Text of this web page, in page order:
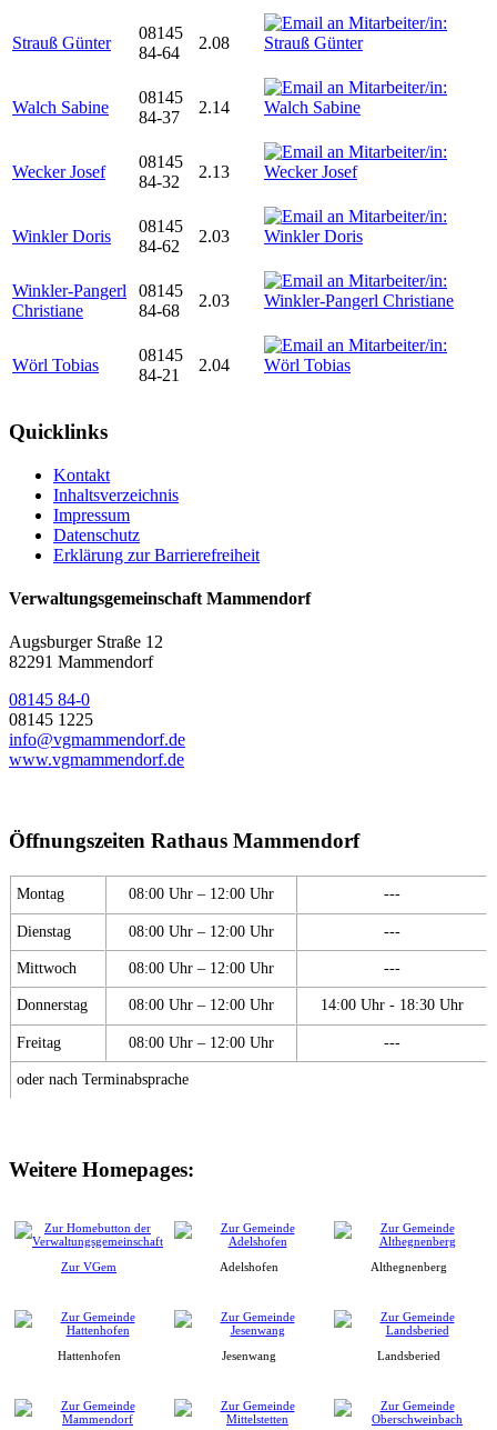
Strauß Günter
08145
84-64
2.08
Walch Sabine
08145
84-37
2.14
Wecker Josef
08145
84-32
2.13
Winkler Doris
08145
84-62
2.03
Winkler-Pangerl
Christiane
08145
84-68
2.03
Wörl Tobias
08145
84-21
2.04
Quicklinks
Kontakt
Inhaltsverzeichnis
Impressum
Datenschutz
Erklärung zur Barrierefreiheit
Verwaltungsgemeinschaft Mammendorf
Augsburger Straße 12
82291 Mammendorf
08145 84-0
08145 1225
info@vgmammendorf.de
www.vgmammendorf.de
Öffnungszeiten Rathaus Mammendorf
Montag 08:00 Uhr – 12:00 Uhr ---
Dienstag 08:00 Uhr – 12:00 Uhr ---
Mittwoch 08:00 Uhr – 12:00 Uhr ---
Donnerstag 08:00 Uhr – 12:00 Uhr 14:00 Uhr - 18:30 Uhr
Freitag 08:00 Uhr – 12:00 Uhr ---
oder nach Terminabsprache
Weitere Homepages:
Zur VGem Adelshofen Althegnenberg
Hattenhofen Jesenwang Landsberied